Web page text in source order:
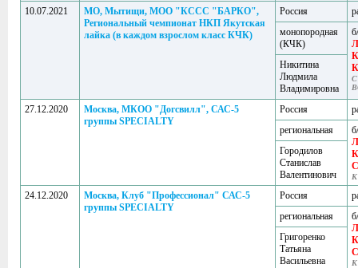
10.07.2021
МО, Мытищи, МОО "КССС "БАРКО",
Региональный чемпионат НКП Якутская
лайка (в каждом взрослом класс КЧК)
Россия
монопородная
(КЧК)
Никитина
Людмила
Владимировна
27.12.2020
Москва, МКОО "Догсвилл", САС-5
группы SPECIALTY
Россия
региональная
Городилов
Станислав
Валентинович
24.12.2020
Москва, Клуб "Профессионал" САС-5
группы SPECIALTY
Россия
региональная
Григоренко
Татьяна
Васильевна